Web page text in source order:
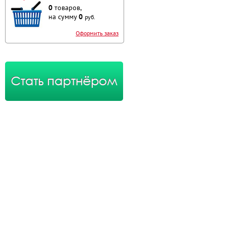
0 товаров,
на сумму0 руб.
Оформить заказ